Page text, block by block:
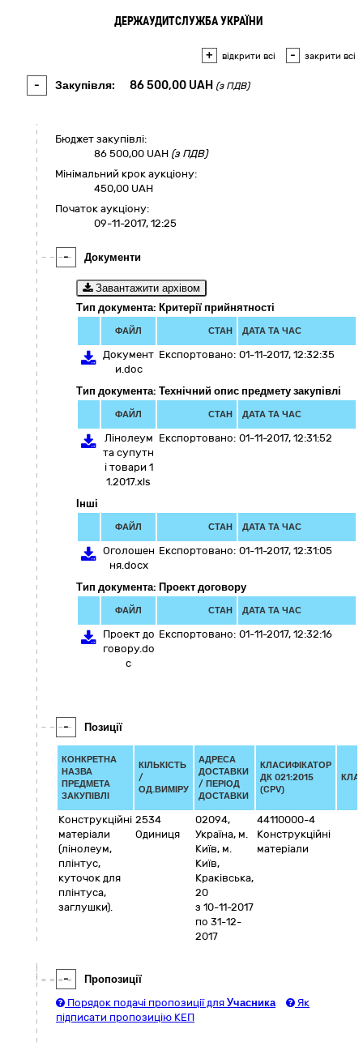
ДЕРЖАУДИТСЛУЖБА УКРАЇНИ
+ відкрити всі - закрити всі
- Закупівля: 86 500,00 UAH (з ПДВ)
Бюджет закупівлі:
86 500,00 UAH (з ПДВ)
Мінімальний крок аукціону:
450,00 UAH
Початок аукціону:
09-11-2017, 12:25
- Документи
Завантажити архівом
Тип документа: Критерії прийнятності
ФАЙЛ СТАН ДАТА ТА ЧАС
Документ
и.doc
Експортовано: 01-11-2017, 12:32:35
Тип документа: Технічний опис предмету закупівлі
ФАЙЛ СТАН ДАТА ТА ЧАС
Лінолеум
та супутн
і товари 1
1.2017.xls
Експортовано: 01-11-2017, 12:31:52
Інші
ФАЙЛ СТАН ДАТА ТА ЧАС
Оголошен
ня.docx
Експортовано: 01-11-2017, 12:31:05
Тип документа: Проект договору
ФАЙЛ СТАН ДАТА ТА ЧАС
Проект до
говору.do
c
Експортовано: 01-11-2017, 12:32:16
- Позиції
КОНКРЕТНА
НАЗВА
ПРЕДМЕТА
ЗАКУПІВЛІ
КІЛЬКІСТЬ
/
ОД.ВИМІРУ
АДРЕСА
ДОСТАВКИ
/ ПЕРІОД
ДОСТАВКИ
КЛАСИФІКАТОР
ДК 021:2015
(CPV)
Конструкційні
матеріали
(лінолеум,
плінтус,
куточок для
плінтуса,
заглушки).
2534
Одиниця
02094,
Україна, м.
Київ, м.
Київ,
Краківська,
20
з 10-11-2017
по 31-12-
2017
44110000-4
Конструкційні
матеріали
-
Пропозиції
Порядок подачі пропозиції для Учасника
Як
підписати пропозицію КЕП